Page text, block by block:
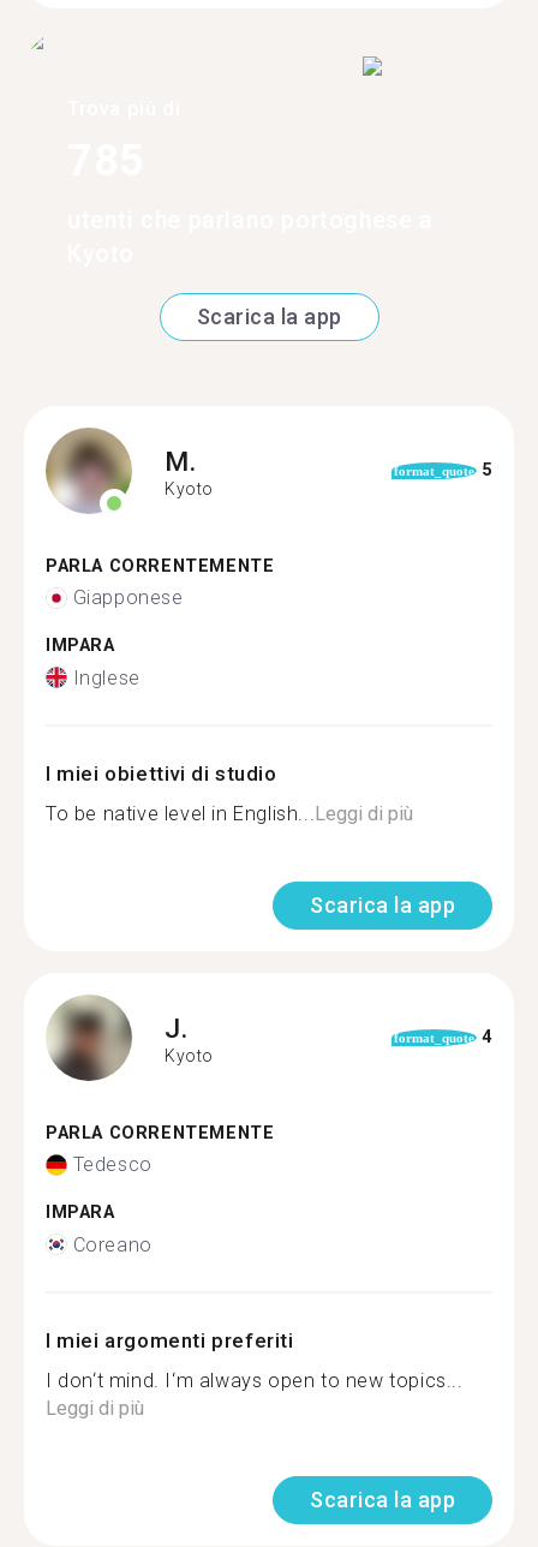
Scarica la app
M.
Kyoto
format_quote 5
PARLA CORRENTEMENTE
Giapponese
IMPARA
Inglese
I miei obiettivi di studio
To be native level in English... Leggi di più
Scarica la app
J.
Kyoto
format_quote 4
PARLA CORRENTEMENTE
Tedesco
IMPARA
Coreano
I miei argomenti preferiti
I don‘t mind. I‘m always open to new topics...
Leggi di più
Scarica la app